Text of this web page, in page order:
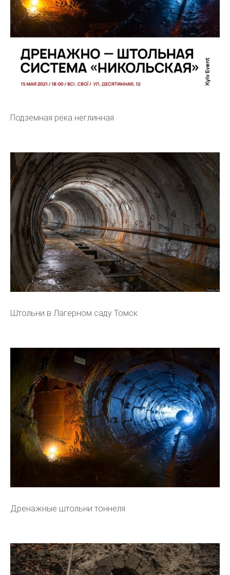
Подземная река неглинная
Штольни в Лагерном саду Томск
Дренажные штольни тоннеля